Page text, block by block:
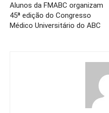
Alunos da FMABC organizam
45ª edição do Congresso
Médico Universitário do ABC